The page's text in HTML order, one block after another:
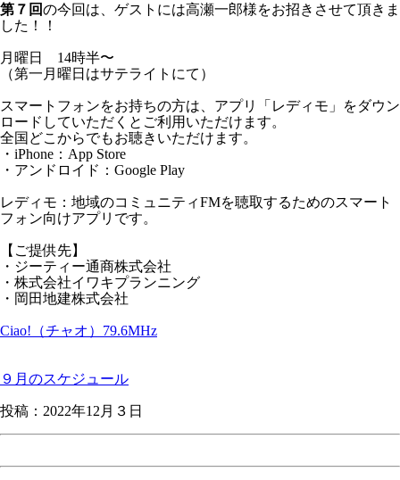
第７回の今回は、ゲストには高瀬一郎様をお招きさせて頂きま
した！！
月曜日 14時半〜
（第一月曜日はサテライトにて）
スマートフォンをお持ちの方は、アプリ「レディモ」をダウン
ロードしていただくとご利用いただけます。
全国どこからでもお聴きいただけます。
・iPhone：App Store
・アンドロイド：Google Play
レディモ：地域のコミュニティFMを聴取するためのスマート
フォン向けアプリです。
【ご提供先】
・ジーティー通商株式会社
・株式会社イワキプランニング
・岡田地建株式会社
Ciao!（チャオ）79.6MHz
９月のスケジュール
投稿：2022年12月３日